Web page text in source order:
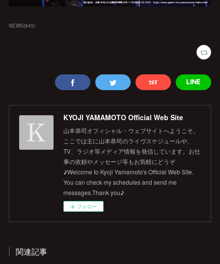
NEWS(845)
KYOJI YAMAMOTO Official Web Site
山本恭司オフィシャル・ウェブサイトへようこそ。
ここでは主に山本恭司のライヴスケジュールや、
TV、ラジオ等メディア情報を発信しています。お仕
事の依頼やメッセージ等もお気軽にどうぞ
♪Welcome to Kyoji Yamamoto's Official Web Site.
You can check my schedules and send me
messages.Thank you♪
フォロー
関連記事